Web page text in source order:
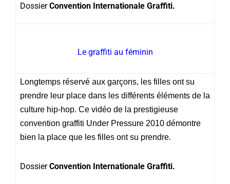
DossierConvention Internationale Graffiti.
Le graffiti au féminin
Longtemps réservé aux garçons, les filles ont su
prendre leur place dans les différents éléments de la
culture hip-hop. Ce vidéo de la prestigieuse
convention graffiti Under Pressure 2010 démontre
bien la place que les filles ont su prendre.
DossierConvention Internationale Graffiti.